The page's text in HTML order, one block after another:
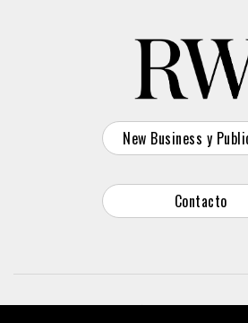
New Business y
Contacto
© 2026 Reason